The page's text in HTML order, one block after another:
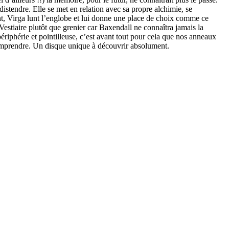
Elle se met en relation avec sa propre alchimie, se
Virga lunt l’englobe et lui donne une place de choix comme ce
plutôt que grenier car Baxendall ne connaîtra jamais la
et pointilleuse, c’est avant tout pour cela que nos anneaux
Un disque unique à découvrir absolument.